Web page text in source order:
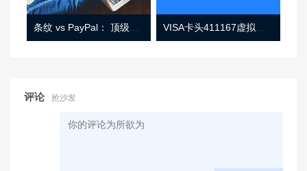
条纹 vs PayPal： 顶级功能， 定价 （和更多！ VISA卡头411167虚拟卡基础信息
评论 抢沙发